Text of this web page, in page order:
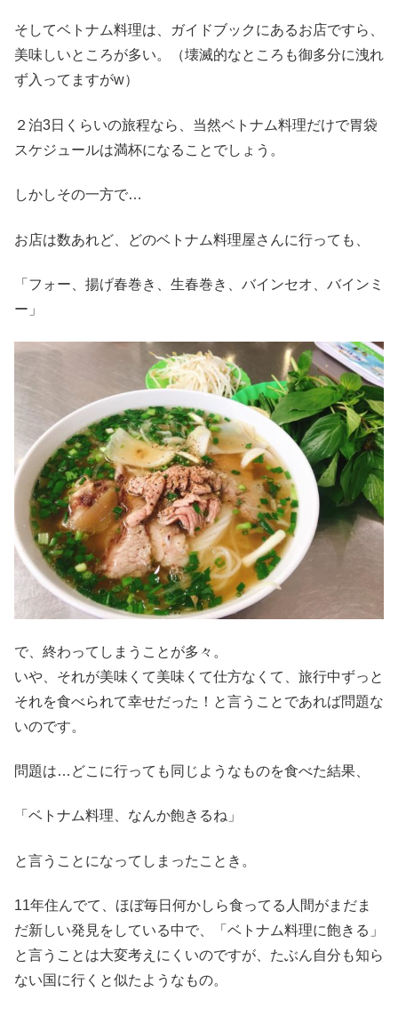
そしてベトナム料理は、ガイドブックにあるお店ですら、
美味しいところが多い。（壊滅的なところも御多分に洩れ
ず入ってますがw）
２泊3日くらいの旅程なら、当然ベトナム料理だけで胃袋
スケジュールは満杯になることでしょう。
しかしその一方で…
お店は数あれど、どのベトナム料理屋さんに行っても、
「フォー、揚げ春巻き、生春巻き、バインセオ、バインミ
ー」
で、終わってしまうことが多々。
いや、それが美味くて美味くて仕方なくて、旅行中ずっと
それを食べられて幸せだった！と言うことであれば問題な
いのです。
問題は…どこに行っても同じようなものを食べた結果、
「ベトナム料理、なんか飽きるね」
と言うことになってしまったことき。
11年住んでて、ほぼ毎日何かしら食ってる人間がまだま
だ新しい発見をしている中で、「ベトナム料理に飽きる」
と言うことは大変考えにくいのですが、たぶん自分も知ら
ない国に行くと似たようなもの。